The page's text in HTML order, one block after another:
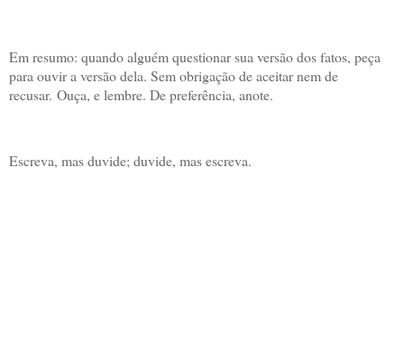
Em resumo: quando alguém questionar sua versão dos fatos, peça
para ouvir a versão dela. Sem obrigação de aceitar nem de
recusar. Ouça, e lembre. De preferência, anote.
Escreva, mas duvide; duvide, mas escreva.